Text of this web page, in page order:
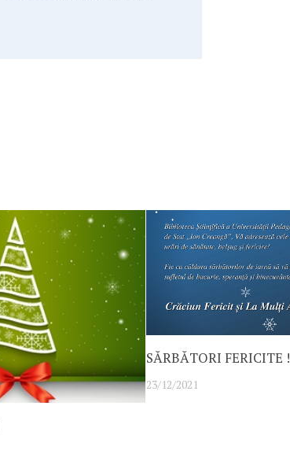
SĂRBĂTORI FERICITE !
23/12/2021